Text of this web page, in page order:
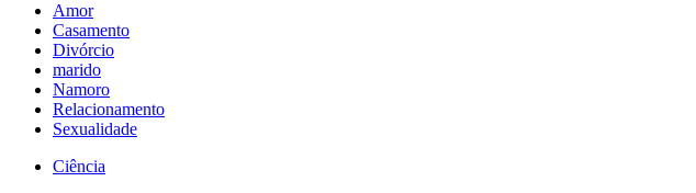
Amor
Casamento
Divórcio
marido
Namoro
Relacionamento
Sexualidade
Ciência